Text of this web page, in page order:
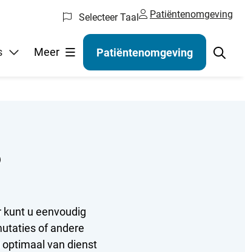
Selecteer Taal Patiëntenomgeving
Meer Patiëntenomgeving
u eenvoudig
of andere
van dienst